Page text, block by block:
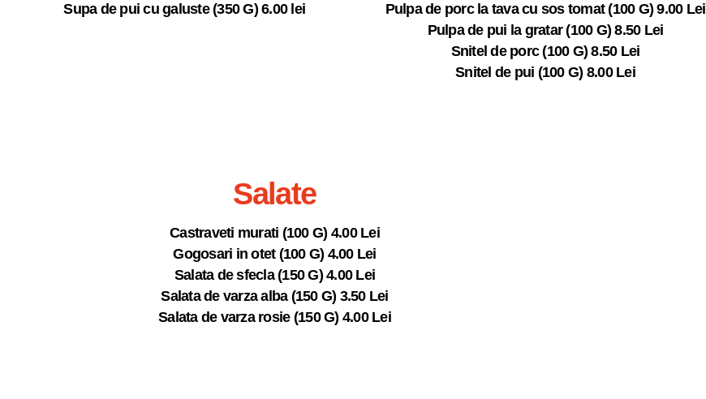
Supa de pui cu galuste (350 G) 6.00 lei
Pulpa de porc la tava cu sos tomat (100 G) 9.00 Lei
Pulpa de pui la gratar (100 G) 8.50 Lei
Snitel de porc (100 G) 8.50 Lei
Snitel de pui (100 G) 8.00 Lei
Salate
Castraveti murati (100 G) 4.00 Lei
Gogosari in otet (100 G) 4.00 Lei
Salata de sfecla (150 G) 4.00 Lei
Salata de varza alba (150 G) 3.50 Lei
Salata de varza rosie (150 G) 4.00 Lei